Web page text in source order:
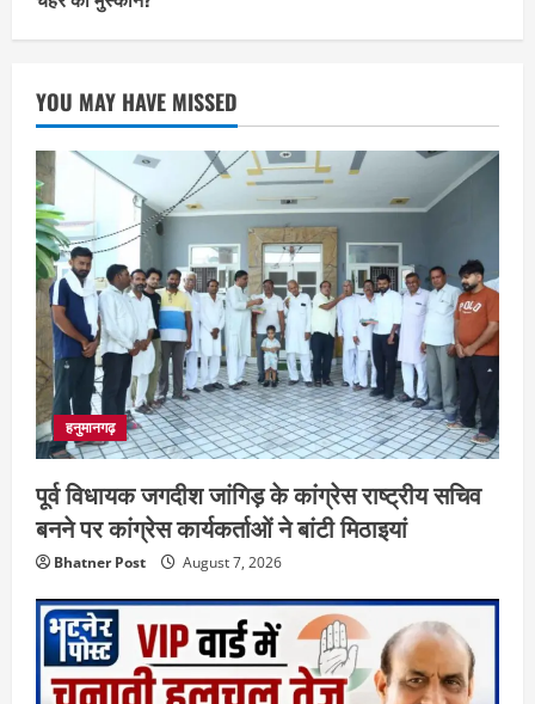
YOU MAY HAVE MISSED
हनुमानगढ़
पूर्व विधायक जगदीश जांगिड़ के कांग्रेस राष्ट्रीय सचिव
बनने पर कांग्रेस कार्यकर्ताओं ने बांटी मिठाइयां
Bhatner Post August 7, 2026